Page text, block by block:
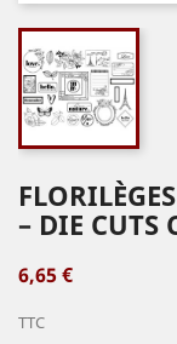
– DIE CUTS
6,65 €
TTC